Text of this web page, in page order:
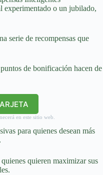
experimentado o un jubilado,
serie de recompensas que
de bonificación hacen de
en este sitio web.
para quienes desean más
quieren maximizar sus